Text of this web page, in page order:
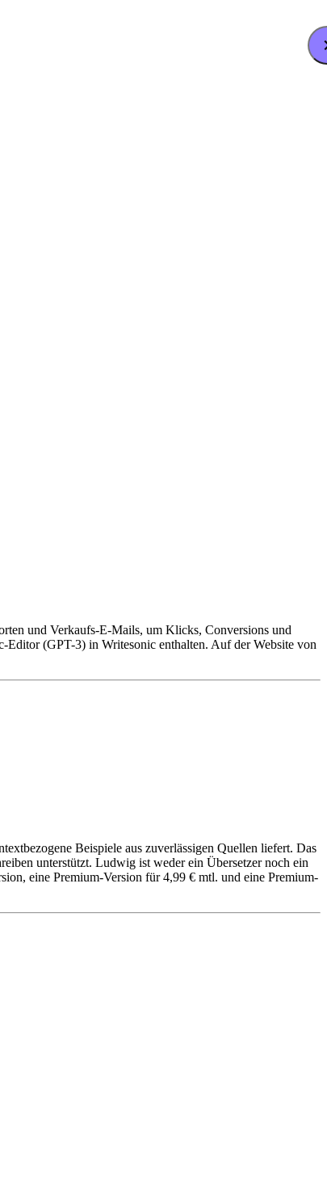
und Verkaufs-E-Mails, um Klicks, Conversions und
(GPT-3) in Writesonic enthalten. Auf der Website von
Beispiele aus zuverlässigen Quellen liefert. Das
unterstützt. Ludwig ist weder ein Übersetzer noch ein
eine Premium-Version für 4,99 € mtl. und eine Premium-